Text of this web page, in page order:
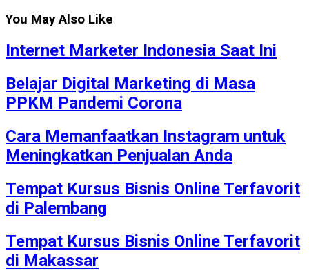
You May Also Like
Internet Marketer Indonesia Saat Ini
Belajar Digital Marketing di Masa
PPKM Pandemi Corona
Cara Memanfaatkan Instagram untuk
Meningkatkan Penjualan Anda
Tempat Kursus Bisnis Online Terfavorit
di Palembang
Tempat Kursus Bisnis Online Terfavorit
di Makassar